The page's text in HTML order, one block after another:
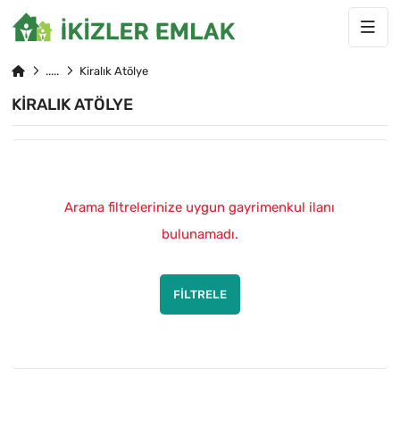
Kiralık Atölye
KIRALIK ATÖLYE
Arama filtrelerinize uygun gayrimenkul ilanı
bulunamadı.
FILTRELE